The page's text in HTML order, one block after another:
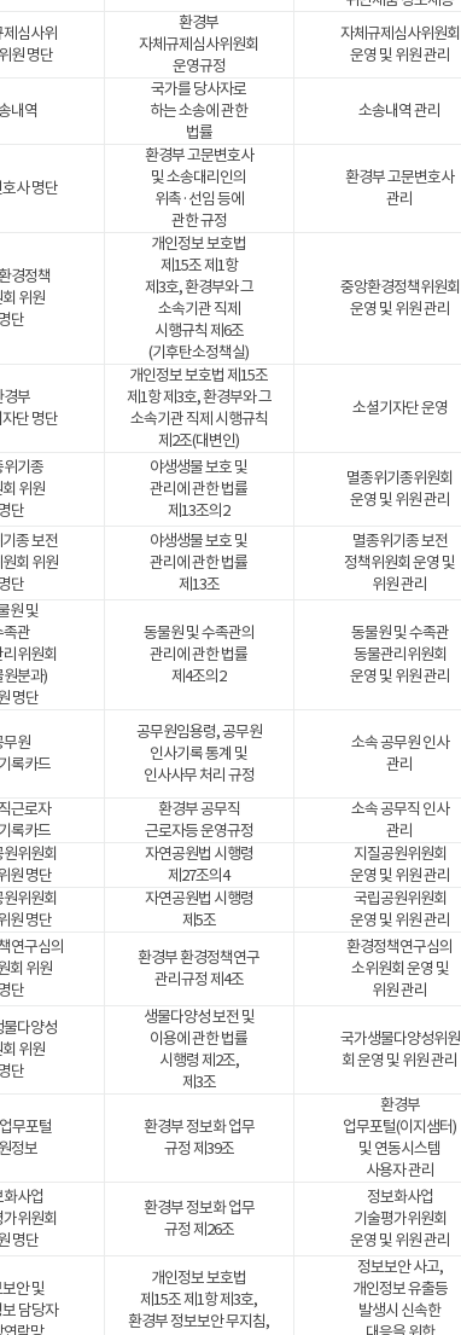
심사위
원 명단
환경부
자체규제심사위원회
운영규정
자체규제심사위원회
운영 및 위원 관리
내역
국가를 당사자로
하는 소송에 관한
법률
소송내역 관리
사 명단
환경부 고문변호사
및 소송대리인의
위촉·선임 등에
관한 규정
환경부 고문변호사
관리
경정책
위원
단
개인정보 보호법
제15조 제1항
제3호, 환경부와 그
소속기관 직제
시행규칙 제6조
(기후탄소정책실)
중앙환경정책위원회
운영 및 위원 관리
경부
단 명단
개인정보 보호법 제15조
제1항 제3호, 환경부와 그
소속기관 직제 시행규칙
제2조(대변인)
소셜기자단 운영
위기종
위원
단
야생생물 보호 및
관리에 관한 법률
제13조의2
멸종위기종위원회
운영 및 위원 관리
종 보전
회 위원
단
야생생물 보호 및
관리에 관한 법률
제13조
멸종위기종 보전
정책위원회 운영 및
위원 관리
원 및
족관
위원회
원분과)
명단
동물원 및 수족관의
관리에 관한 법률
제4조의2
동물원 및 수족관
동물관리위원회
운영 및 위원 관리
무원
록카드
공무원임용령, 공무원
인사기록 통계 및
인사사무 처리 규정
소속 공무원 인사
관리
근로자
록카드
환경부 공무직
근로자등 운영규정
소속 공무직 인사
관리
위원회
원 명단
자연공원법 시행령
제27조의4
지질공원위원회
운영 및 위원 관리
위원회
원 명단
자연공원법 시행령
제5조
국립공원위원회
운영 및 위원 관리
연구심의
회 위원
단
환경부 환경정책연구
관리규정 제4조
환경정책연구심의
소위원회 운영 및
위원 관리
다양성
위원
단
생물다양성 보전 및
이용에 관한 법률
시행령 제2조,
제3조
국가생물다양성위원
회 운영 및 위원 관리
무포털
정보
환경부 정보화 업무
규정 제39조
환경부
업무포털(이지샘터)
및 연동시스템
사용자 관리
사업
위원회
명단
환경부 정보화 업무
규정 제26조
정보화사업
기술평가위원회
운영 및 위원 관리
안 및
담당자
개인정보 보호법
제15조 제1항 제3호,
환경부 정보보안 무지침,
정보보안 사고,
개인정보 유출등
발생시 신속한